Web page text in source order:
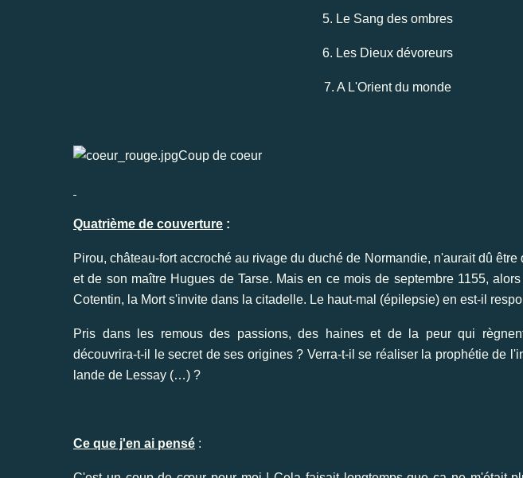
5. Le Sang des ombres
6. Les Dieux dévoreurs
7. A L'Orient du monde
Coup de coeur
Quatrième de couverture :
Pirou, château-fort accroché au rivage du duché de Normandie, n'aurait dû
et de son maître Hugues de Tarse. Mais en ce mois de septembre 1155,
Cotentin, la Mort s'invite dans la citadelle. Le haut-mal (épilepsie) en est-il
Pris dans les remous des passions, des haines et de la peur qui
découvrira-t-il le secret de ses origines ? Verra-t-il se réaliser la prophétie de
lande de Lessay (…) ?
Ce que j'en ai pensé :